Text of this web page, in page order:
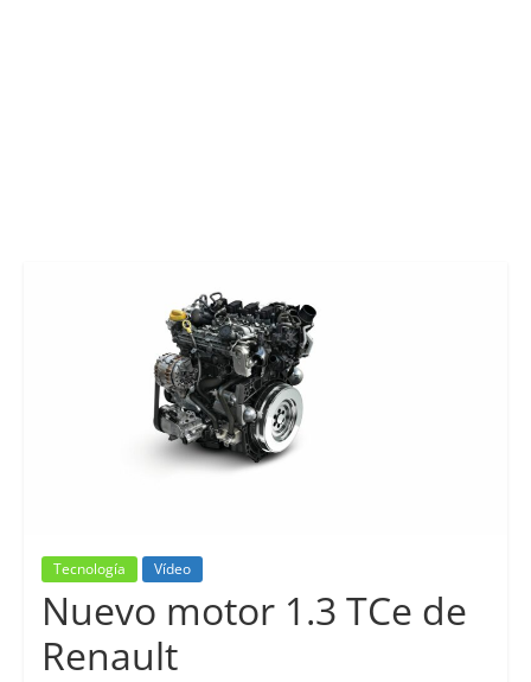
Tecnología Vídeo
Nuevo motor 1.3 TCe de
Renault